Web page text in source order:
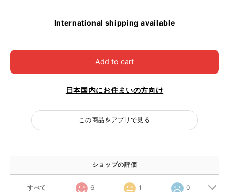
International shipping available
Add to cart
日本国内にお住まいの方向け
この商品をアプリで見る
ショップの評価
すべて 6 1 0